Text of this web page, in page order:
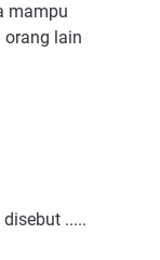
mampu
orang lain
.....